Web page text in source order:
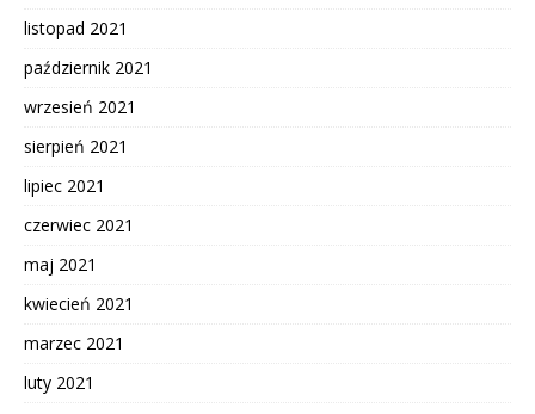
listopad 2021
październik 2021
wrzesień 2021
sierpień 2021
lipiec 2021
czerwiec 2021
maj 2021
kwiecień 2021
marzec 2021
luty 2021